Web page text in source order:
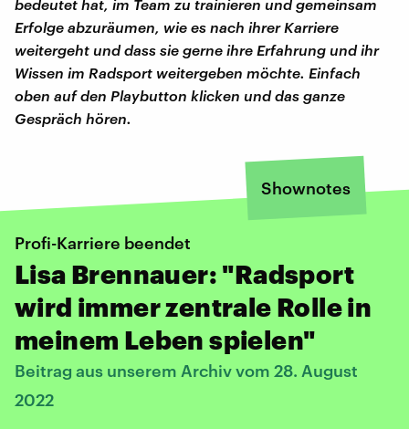
bedeutet hat, im Team zu trainieren und gemeinsam
Erfolge abzuräumen, wie es nach ihrer Karriere
weitergeht und dass sie gerne ihre Erfahrung und ihr
Wissen im Radsport weitergeben möchte. Einfach
oben auf den Playbutton klicken und das ganze
Gespräch hören.
Shownotes
Profi-Karriere beendet
Lisa Brennauer: "Radsport
wird immer zentrale Rolle in
meinem Leben spielen"
Beitrag aus unserem Archiv vom 28. August
2022